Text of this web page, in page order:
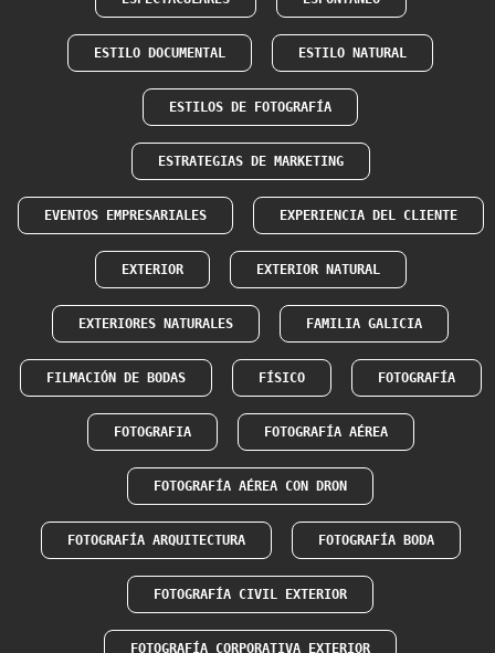
ESTILO DOCUMENTAL ESTILO NATURAL
ESTILOS DE FOTOGRAFÍA
ESTRATEGIAS DE MARKETING
EVENTOS EMPRESARIALES EXPERIENCIA DEL CLIENTE
EXTERIOR EXTERIOR NATURAL
EXTERIORES NATURALES FAMILIA GALICIA
FILMACIÓN DE BODAS FÍSICO FOTOGRAFÍA
FOTOGRAFIA FOTOGRAFÍA AÉREA
FOTOGRAFÍA AÉREA CON DRON
FOTOGRAFÍA ARQUITECTURA FOTOGRAFÍA BODA
FOTOGRAFÍA CIVIL EXTERIOR
FOTOGRAFÍA CORPORATIVA EXTERIOR